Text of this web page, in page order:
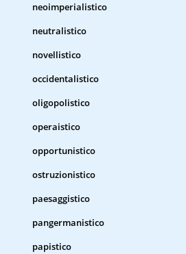
neoimperialistico
neutralistico
novellistico
occidentalistico
oligopolistico
operaistico
opportunistico
ostruzionistico
paesaggistico
pangermanistico
papistico